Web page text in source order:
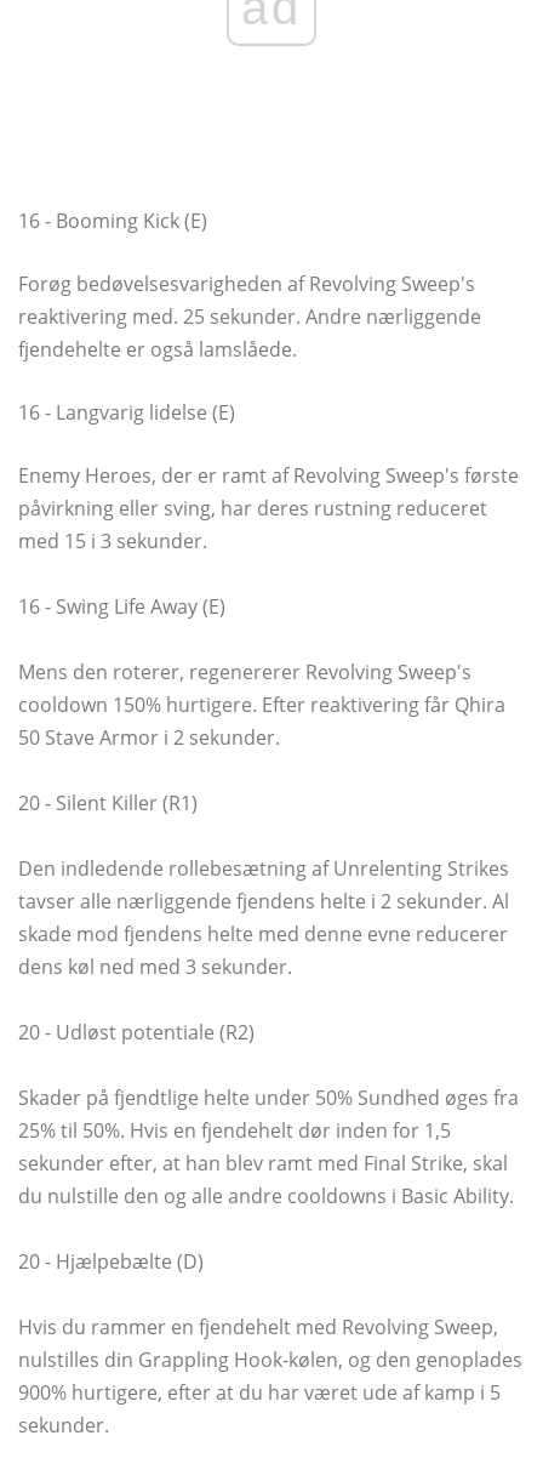
16 - Booming Kick (E)
Forøg bedøvelsesvarigheden af ​​Revolving Sweep's
reaktivering med. 25 sekunder. Andre nærliggende
fjendehelte er også lamslåede.
16 - Langvarig lidelse (E)
Enemy Heroes, der er ramt af Revolving Sweep's første
påvirkning eller sving, har deres rustning reduceret
med 15 i 3 sekunder.
16 - Swing Life Away (E)
Mens den roterer, regenererer Revolving Sweep's
cooldown 150% hurtigere. Efter reaktivering får Qhira
50 Stave Armor i 2 sekunder.
20 - Silent Killer (R1)
Den indledende rollebesætning af Unrelenting Strikes
tavser alle nærliggende fjendens helte i 2 sekunder. Al
skade mod fjendens helte med denne evne reducerer
dens køl ned med 3 sekunder.
20 - Udløst potentiale (R2)
Skader på fjendtlige helte under 50% Sundhed øges fra
25% til 50%. Hvis en fjendehelt dør inden for 1,5
sekunder efter, at han blev ramt med Final Strike, skal
du nulstille den og alle andre cooldowns i Basic Ability.
20 - Hjælpebælte (D)
Hvis du rammer en fjendehelt med Revolving Sweep,
nulstilles din Grappling Hook-kølen, og den genoplades
900% hurtigere, efter at du har været ude af kamp i 5
sekunder.